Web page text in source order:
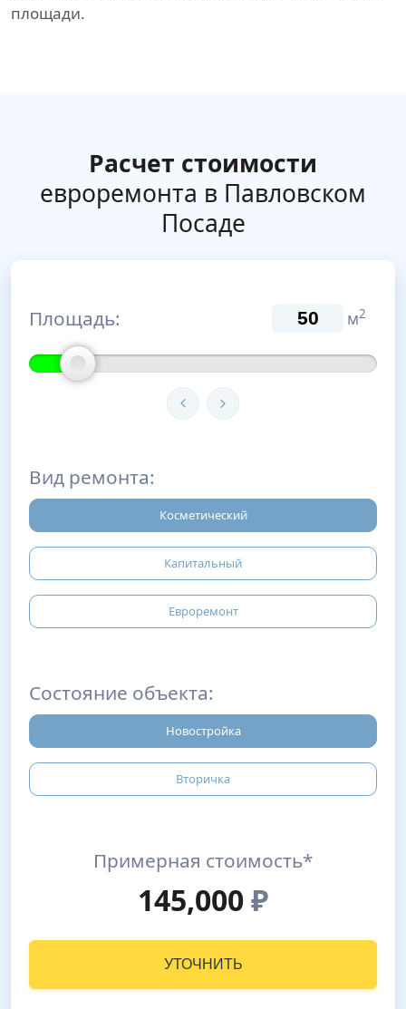
площади.
Расчет стоимости
евроремонта в Павловском
Посаде
Площадь: м2
Вид ремонта:
Косметический
Капитальный
Евроремонт
Состояние объекта:
Новостройка
Вторичка
Примерная стоимость*
145,000₽
УТОЧНИТЬ